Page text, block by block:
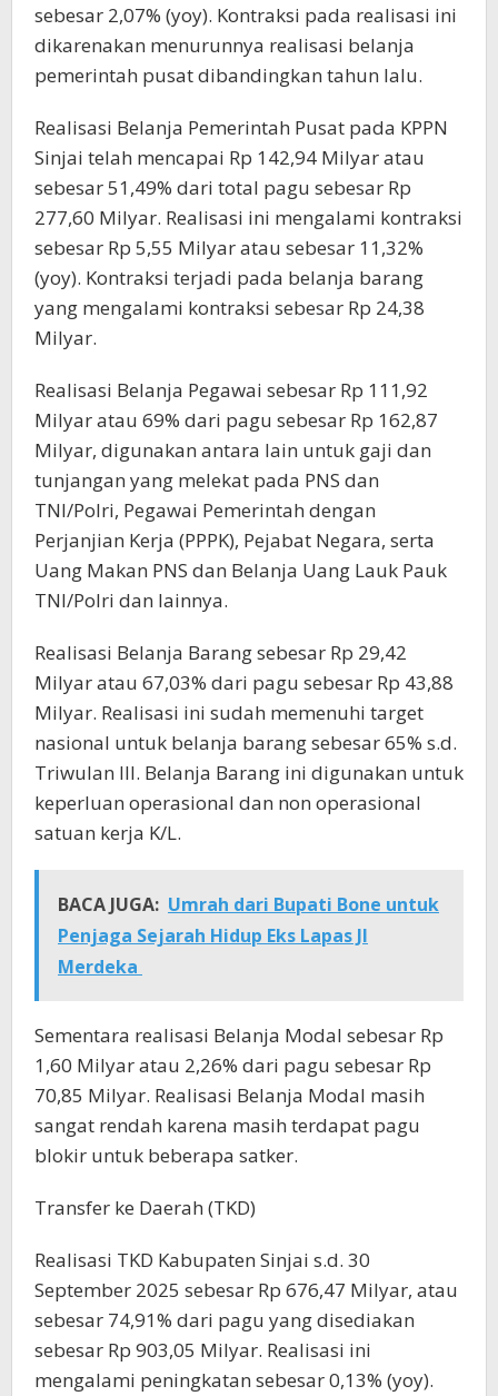
sebesar 2,07% (yoy). Kontraksi pada realisasi ini
dikarenakan menurunnya realisasi belanja
pemerintah pusat dibandingkan tahun lalu.
Realisasi Belanja Pemerintah Pusat pada KPPN
Sinjai telah mencapai Rp 142,94 Milyar atau
sebesar 51,49% dari total pagu sebesar Rp
277,60 Milyar. Realisasi ini mengalami kontraksi
sebesar Rp 5,55 Milyar atau sebesar 11,32%
(yoy). Kontraksi terjadi pada belanja barang
yang mengalami kontraksi sebesar Rp 24,38
Milyar.
Realisasi Belanja Pegawai sebesar Rp 111,92
Milyar atau 69% dari pagu sebesar Rp 162,87
Milyar, digunakan antara lain untuk gaji dan
tunjangan yang melekat pada PNS dan
TNI/Polri, Pegawai Pemerintah dengan
Perjanjian Kerja (PPPK), Pejabat Negara, serta
Uang Makan PNS dan Belanja Uang Lauk Pauk
TNI/Polri dan lainnya.
Realisasi Belanja Barang sebesar Rp 29,42
Milyar atau 67,03% dari pagu sebesar Rp 43,88
Milyar. Realisasi ini sudah memenuhi target
nasional untuk belanja barang sebesar 65% s.d.
Triwulan III. Belanja Barang ini digunakan untuk
keperluan operasional dan non operasional
satuan kerja K/L.
BACA JUGA: Umrah dari Bupati Bone untuk
Penjaga Sejarah Hidup Eks Lapas Jl
Merdeka
Sementara realisasi Belanja Modal sebesar Rp
1,60 Milyar atau 2,26% dari pagu sebesar Rp
70,85 Milyar. Realisasi Belanja Modal masih
sangat rendah karena masih terdapat pagu
blokir untuk beberapa satker.
Transfer ke Daerah (TKD)
Realisasi TKD Kabupaten Sinjai s.d. 30
September 2025 sebesar Rp 676,47 Milyar, atau
sebesar 74,91% dari pagu yang disediakan
sebesar Rp 903,05 Milyar. Realisasi ini
mengalami peningkatan sebesar 0,13% (yoy).